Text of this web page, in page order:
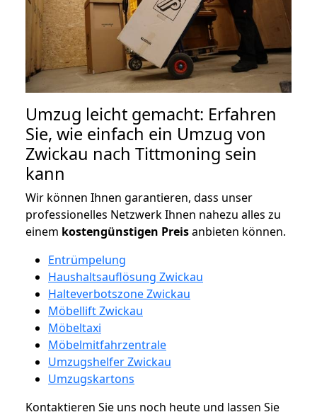
Umzug leicht gemacht: Erfahren
Sie, wie einfach ein Umzug von
Zwickau nach Tittmoning sein
kann
Wir können Ihnen garantieren, dass unser
professionelles Netzwerk Ihnen nahezu alles zu
einem kostengünstigen Preisanbieten können.
Entrümpelung
Haushaltsauflösung Zwickau
Halteverbotszone Zwickau
Möbellift Zwickau
Möbeltaxi
Möbelmitfahrzentrale
Umzugshelfer Zwickau
Umzugskartons
Kontaktieren Sie uns noch heute und lassen Sie